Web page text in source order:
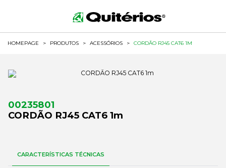
HOMEPAGE > PRODUTOS > ACESSÓRIOS > CORDÃO RJ45 CAT6 1M
00235801
CORDÃO RJ45 CAT6 1m
CARACTERÍSTICAS TÉCNICAS